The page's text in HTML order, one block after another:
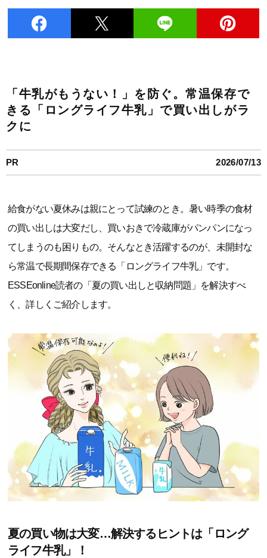
「牛乳がもうない！」を防ぐ。常温保存で
きる「ロングライフ牛乳」で買い出しがラ
クに
PR 2026/07/13
給食がない夏休みは親にとって試練のとき。暑い時季の食材
の買い出しは大変だし、買いおきで冷蔵庫がパンパンになっ
てしまうのも困りもの。そんなとき活躍するのが、未開封な
ら常温で長期間保存できる「ロングライフ牛乳」です。
ESSEonline読者の「夏の買い出しと収納問題」を解決すべ
く、詳しくご紹介します。
夏の買い物は大変…解決するヒントは「ロング
ライフ牛乳」！